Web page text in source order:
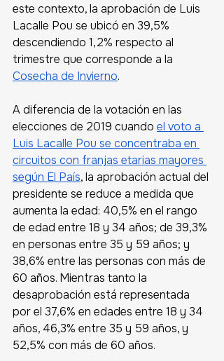
este contexto, la aprobación de Luis
Lacalle Pou se ubicó en 39,5%
descendiendo 1,2% respecto al
trimestre que corresponde a la
Cosecha de Invierno.
A diferencia de la votación en las
elecciones de 2019 cuando el voto a
Luis Lacalle Pou se concentraba en
circuitos con franjas etarias mayores
según El País, la aprobación actual del
presidente se reduce a medida que
aumenta la edad: 40,5% en el rango
de edad entre 18 y 34 años; de 39,3%
en personas entre 35 y 59 años; y
38,6% entre las personas con más de
60 años. Mientras tanto la
desaprobación está representada
por el 37,6% en edades entre 18 y 34
años, 46,3% entre 35 y 59 años, y
52,5% con más de 60 años.